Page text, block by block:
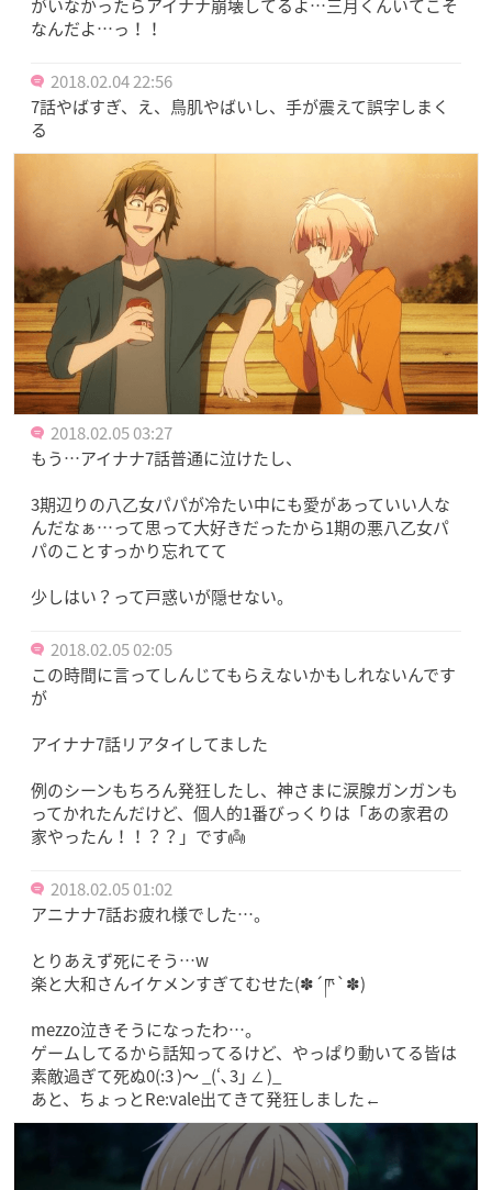
がいなかったらアイナナ崩壊してるよ…三月くんいてこそ
なんだよ…っ！！
2018.02.04 22:56
7話やばすぎ、え、鳥肌やばいし、手が震えて誤字しまく
る
2018.02.05 03:27
もう…アイナナ7話普通に泣けたし、
3期辺りの八乙女パパが冷たい中にも愛があっていい人な
んだなぁ…って思って大好きだったから1期の悪八乙女パ
パのことすっかり忘れてて
少しはい？って戸惑いが隠せない。
2018.02.05 02:05
この時間に言ってしんじてもらえないかもしれないんです
が
アイナナ7話リアタイしてました
例のシーンもちろん発狂したし、神さまに涙腺ガンガンも
ってかれたんだけど、個人的1番びっくりは「あの家君の
家やったん！！？？」です👼
2018.02.05 01:02
アニナナ7話お疲れ様でした…。
とりあえず死にそう…w
楽と大和さんイケメンすぎてむせた(✽´ཫ`✽)
mezzo泣きそうになったわ…。
ゲームしてるから話知ってるけど、やっぱり動いてる皆は
素敵過ぎて死ぬ0(:3 )〜 _(‘､3｣ ∠ )_
あと、ちょっとRe:vale出てきて発狂しました←